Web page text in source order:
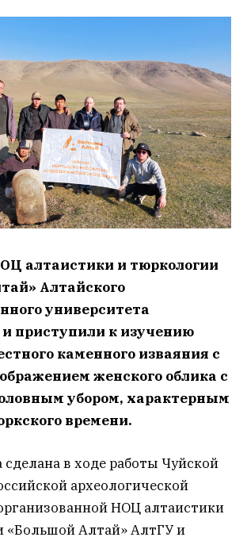
алтаистики и тюркологии
Алтайского
университета
приступили к изучению
каменного изваяния с
женского облика с
убором, характерным
времени.
в ходе работы Чуйской
археологической
НОЦ алтаистики
«Большой Алтай» АлтГУ и